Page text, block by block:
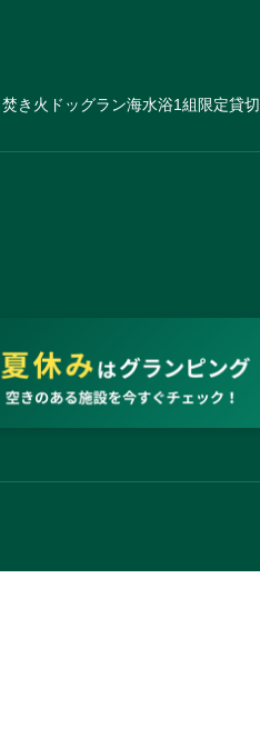
焚き火 ドッグラン海水浴1組限定貸切